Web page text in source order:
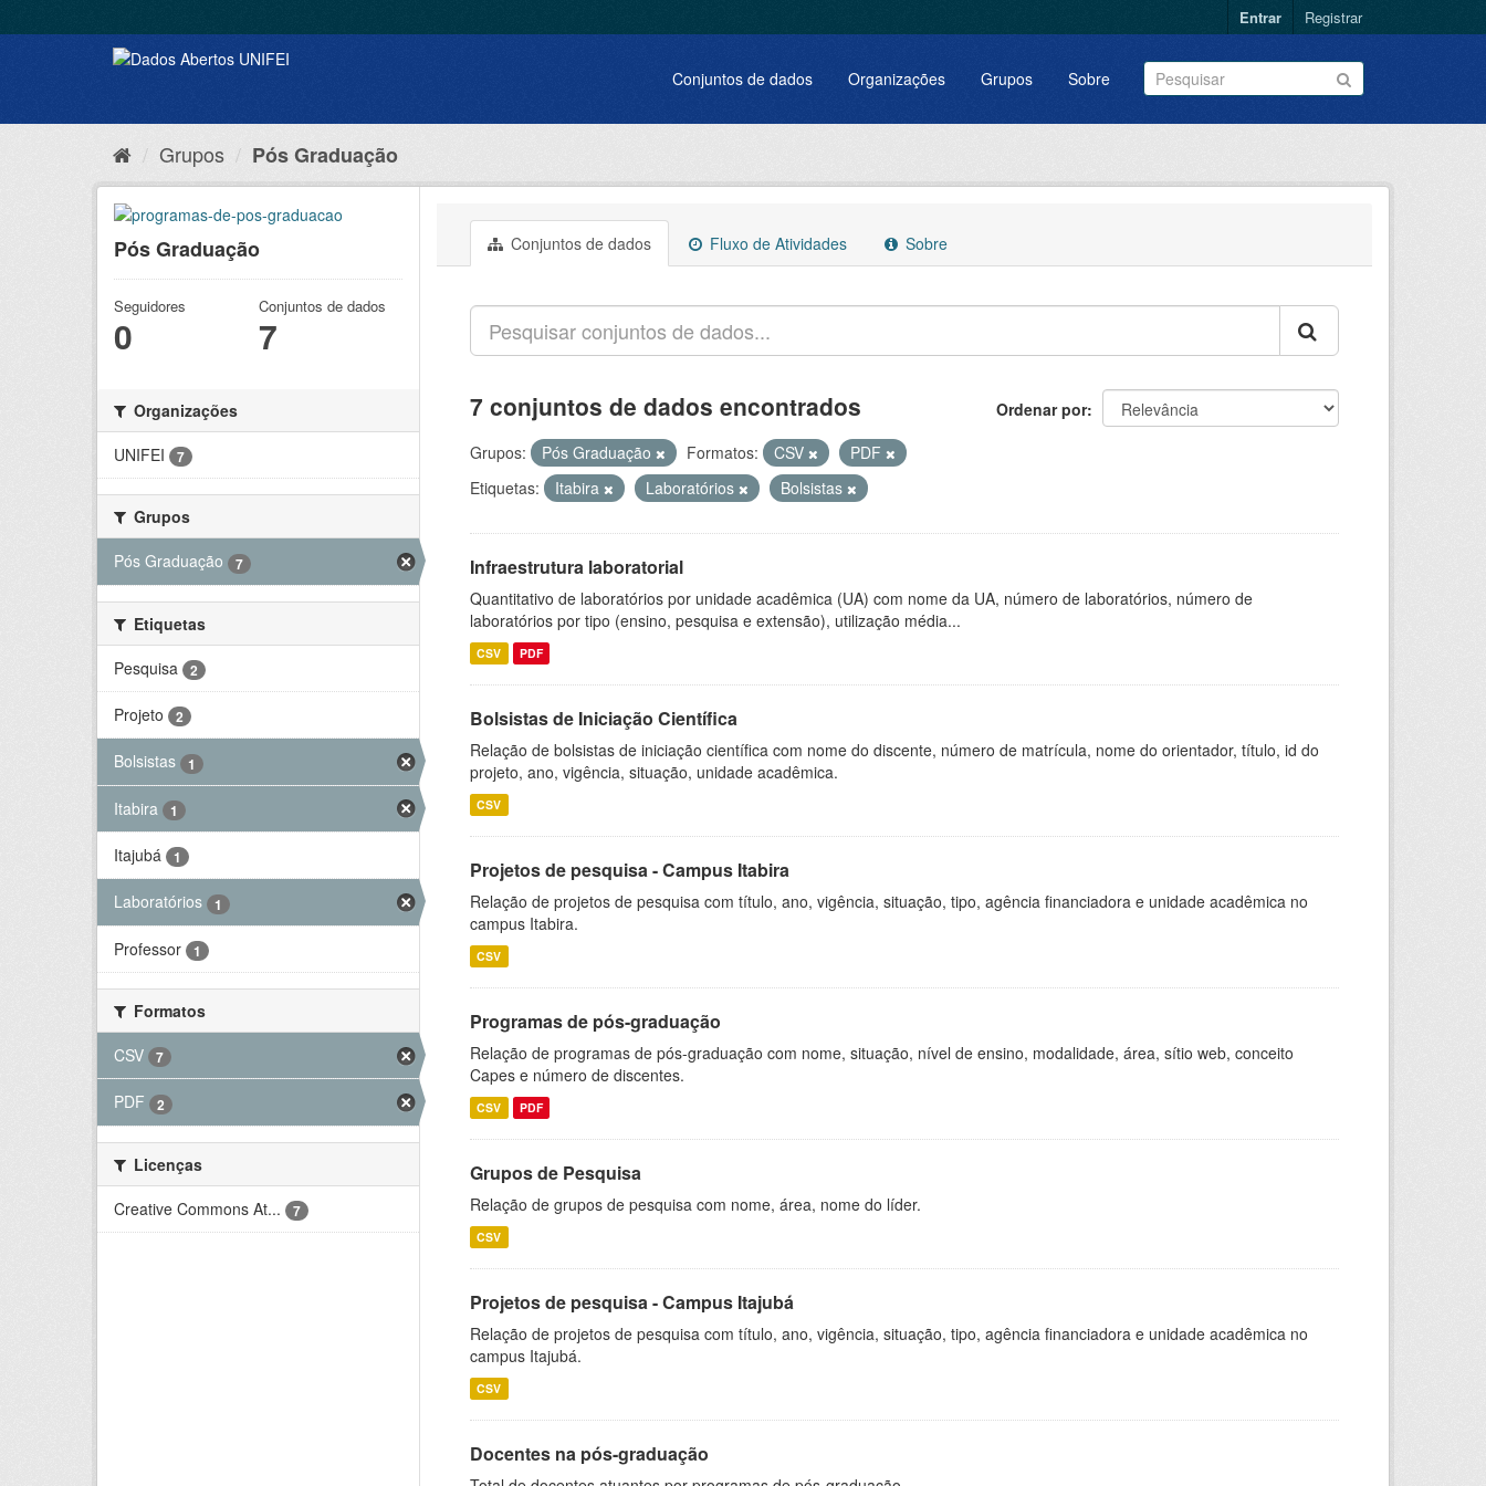
Entrar Registrar
Conjuntos de dados Organizações Grupos Sobre
Grupos Pós Graduação
Pós Graduação
Seguidores
0
Conjuntos de dados
7
Organizações
UNIFEI
7
Grupos
Pós Graduação
7
Etiquetas
Pesquisa
2
Projeto 2
Bolsistas 1
Itabira 1
Itajubá 1
Laboratórios 1
Professor 1
Formatos
CSV
7
PDF 2
Licenças
Creative Commons At...
7
Conjuntos de dados Fluxo de Atividades Sobre
Ordenar por
7 conjuntos de dados encontrados
Grupos: Pós Graduação Formatos: CSV
PDF
Etiquetas:
Itabira Laboratórios Bolsistas
Infraestrutura laboratorial
Quantitativo de laboratórios por unidade acadêmica (UA) com nome da UA, número de laboratórios, número de
laboratórios por tipo (ensino, pesquisa e extensão), utilização média...
CSV PDF
Bolsistas de Iniciação Científica
Relação de bolsistas de iniciação científica com nome do discente, número de matrícula, nome do orientador, título, id do
projeto, ano, vigência, situação, unidade acadêmica.
CSV
Projetos de pesquisa - Campus Itabira
Relação de projetos de pesquisa com título, ano, vigência, situação, tipo, agência financiadora e unidade acadêmica no
campus Itabira.
CSV
Programas de pós-graduação
Relação de programas de pós-graduação com nome, situação, nível de ensino, modalidade, área, sítio web, conceito
Capes e número de discentes.
CSV PDF
Grupos de Pesquisa
Relação de grupos de pesquisa com nome, área, nome do líder.
CSV
Projetos de pesquisa - Campus Itajubá
Relação de projetos de pesquisa com título, ano, vigência, situação, tipo, agência financiadora e unidade acadêmica no
campus Itajubá.
CSV
Docentes na pós-graduação